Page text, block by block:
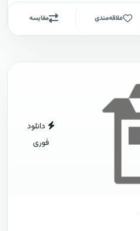
علاقه‌مندی مقایسه
دانلود
فوری